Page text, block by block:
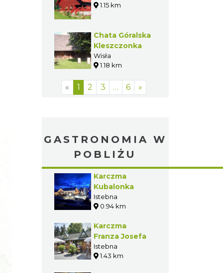
1.15 km
Chata Góralska
Kleszczonka
Wisła
1.18 km
« 1 2 3 … 6 »
GASTRONOMIA W
POBLIŻU
Karczma
Kubalonka
Istebna
0.94 km
Karczma
Franza Josefa
Istebna
1.43 km